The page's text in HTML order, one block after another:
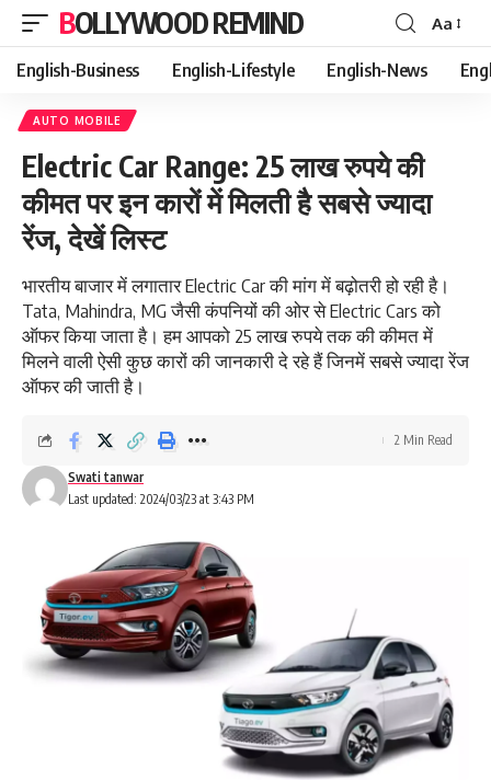
BOLLYWOOD REMIND
Font
Resizer
Aa
English-Business English-Lifestyle English-News
AUTO MOBILE
Electric Car Range: 25 लाख रुपये की
कीमत पर इन कारों में मिलती है सबसे ज्‍यादा
रेंज, देखें लिस्‍ट
भारतीय बाजार में लगातार Electric Car की मांग में बढ़ोतरी हो रही है।
Tata, Mahindra, MG जैसी कंपनियों की ओर से Electric Cars को
ऑफर किया जाता है। हम आपको 25 लाख रुपये तक की कीमत में
मिलने वाली ऐसी कुछ कारों की जानकारी दे रहे हैं जिनमें सबसे ज्‍यादा रेंज
ऑफर की जाती है।
Last updated: 2024/03/23 at 3:43 PM
Swati tanwar
2 Min Read